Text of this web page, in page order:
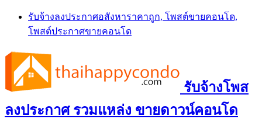
Skip
content
รับจ้างลงประกาศอสังหาราคาถูก, โพสต์ขายคอนโด,
โพสต์ประกาศขายคอนโด
รับจ้างโพส
ลงประกาศ รวมแหล่ง ขายดาวน์คอนโด